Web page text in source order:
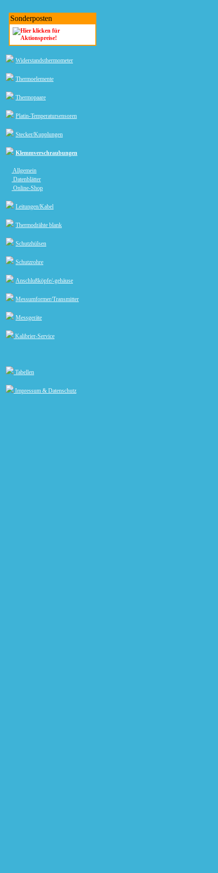
Sonderposten
Widerstandsthermometer
Thermoelemente
Thermopaare
Platin-Temperatursensoren
Stecker/Kupplungen
Klemmverschraubungen
Allgemein
Datenblätter
Online-Shop
Leitungen/Kabel
Thermodrähte blank
Schutzhülsen
Schutzrohre
Anschlußköpfe/-gehäuse
Messumformer/Transmitter
Messgeräte
Kalibrier-Service
Tabellen
Impressum & Datenschutz